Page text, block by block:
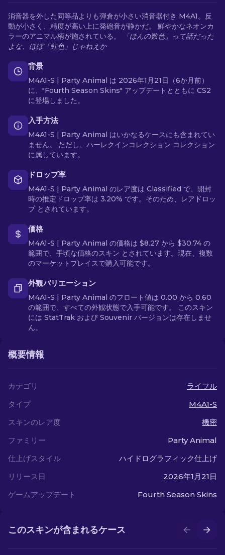
消音器を外した同等品よりも弾倉が小さい消音器付き M4A1。反
動が小さく、精度が高い上に発砲音が静かだ。 鮮やかなネオンカ
ラーのアニマル柄が施されている。
「ほんの数色」って話だった
よな、ほぼ「虹色」じゃねえか
背景
M4A1-S | Party Animal は 2026年1月21日（6か月前）
に、"Fourth Season Skins" アップデートとともに CS2
に登場しました。
入手方法
M4A1-S | Party Animal はいかなるケースにも含まれてい
ません。 ただし、ハーレクインコレクション コレクション
に属しています。
ドロップ率
M4A1-S | Party Animal のレア度は Classified で、開封
時の推定ドロップ率は 3.20% です。そのため、レアドロッ
プ とされています。
価格
M4A1-S | Party Animal の価格は $8.27 から $30.74 の
範囲で、手頃な価格のスキン とされています。現在、複数
のマーケットプレイスで購入可能です。
外観バリエーション
M4A1-S | Party Animal のフロート値は 0.00 から 0.60
の範囲で、すべての外観状態で入手可能です。 このスキン
には StatTrak および Souvenir バージョンは存在しませ
ん。
概要情報
カテゴリ
ライフル
タイプ
M4A1-S
スキンのレア度
機密
ファミリー
Party Animal
仕上げスタイル
ハイドログラフィック仕上げ
リリース日
2026年1月21日
ゲームアップデート
Fourth Season Skins
このスキンが含まれるケース